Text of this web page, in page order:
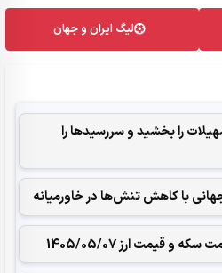
لیگ ایران و جهان
را بخشید و سررسیدها را
با کاهش تنش‌ها در خاورمیانه
و قیمت ارز 1405/05/07